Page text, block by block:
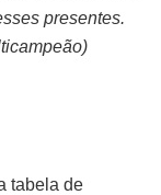
presentes.
tabela de